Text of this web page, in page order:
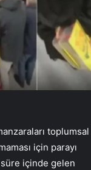
toplumsal
için parayı
süre içinde gelen